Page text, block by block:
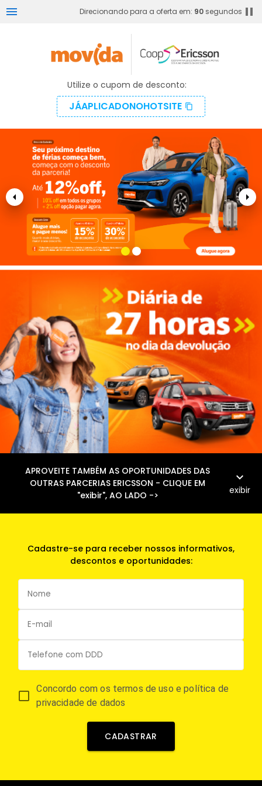
menu Direcionando para a oferta em: 90 segundos pause
Utilize o cupom de desconto:
JÁAPLICADONOHOTSITE content_copy
arrow_left arrow_right
APROVEITE TAMBÉM AS OPORTUNIDADES DAS
OUTRAS PARCERIAS ERICSSON - CLIQUE EM
"exibir", AO LADO ->
expand_more
exibir
Cadastre-se para receber nossos informativos,
descontos e oportunidades:
Concordo com os termos de uso e política de
privacidade de dados
CADASTRAR